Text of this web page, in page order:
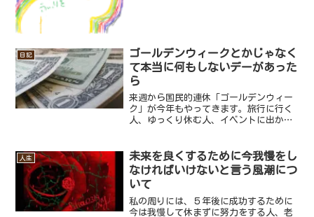
日記
ゴールデンウィークとかじゃなく
て本当に何もしないデーがあった
ら
来週から国民的連休「ゴールデンウィー
ク」が今年もやってきます。旅行に行く
人、ゆっくり休む人、イベントに出かけ
ルデンウィークをはじめ、こう言った大
型連休には無縁な人も少な...
人生
未来を良くするために今我慢をし
なければいけないと言う風潮につ
いて
私の周りには、５年後に成功するために
今は我慢して休まずに努力をする人、老